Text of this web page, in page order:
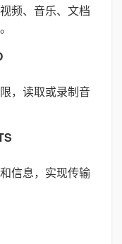
频、音乐、文档
，读取或录制音
信息，实现传输